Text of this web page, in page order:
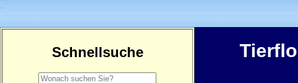
Schnellsuche